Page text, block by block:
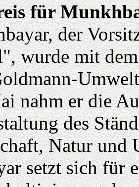
für
der
wurde mit
nahm er die
des
Natur und
setzt sich für